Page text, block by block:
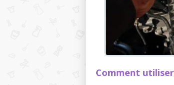
Comment